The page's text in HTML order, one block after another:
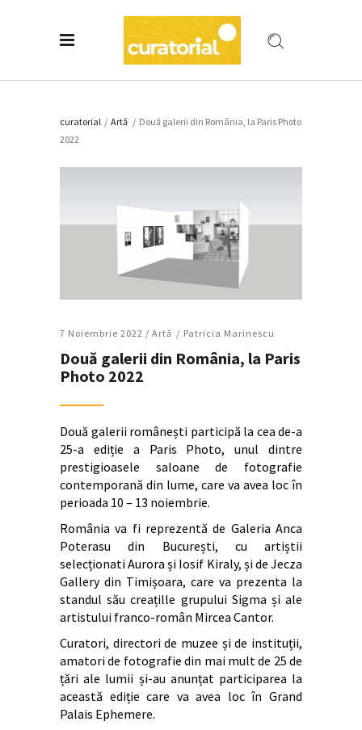
curatorial / Artǎ / Două galerii din România, la Paris Photo
2022
7 Noiembrie 2022 / Artǎ Patricia Marinescu
Două galerii din România, la Paris
Photo 2022
Două galerii românești participă la cea de-a
25-a ediție a Paris Photo, unul dintre
prestigioasele saloane de fotografie
contemporană din lume, care va avea loc în
perioada 10 – 13 noiembrie.
România va fi reprezentă de Galeria Anca
Poterasu din București, cu artiștii
selecționati Aurora și Iosif Kiraly, și de Jecza
Gallery din Timișoara, care va prezenta la
standul său creațille grupului Sigma și ale
artistului franco-român Mircea Cantor.
Curatori, directori de muzee și de instituții,
amatori de fotografie din mai mult de 25 de
țări ale lumii și-au anunțat participarea la
această ediție care va avea loc în Grand
Palais Ephemere.